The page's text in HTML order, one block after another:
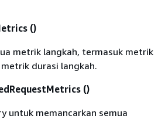
()
metrik langkah, termasuk metrik
durasi langkah.
()
untuk memancarkan semua